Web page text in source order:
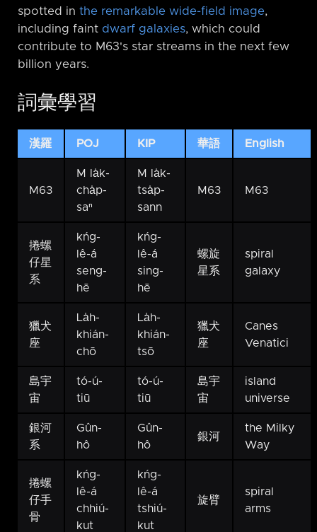
spotted in the remarkable wide-field image,
including faint dwarf galaxies, which could
contribute to M63's star streams in the next few
billion years.
詞彙學習
漢羅 POJ KIP 華語 English
M63
M la̍k-
cha̍p-
saⁿ
M la̍k-
tsa̍p-
sann
M63 M63
捲螺
仔星
系
kńg-
lê-á
seng-
hē
kńg-
lê-á
sing-
hē
螺旋
星系
spiral
galaxy
獵犬
座
La̍h-
khián-
chō
La̍h-
khián-
tsō
獵犬
座
Canes
Venatici
島宇
宙
tó-ú-
tiū
tó-ú-
tiū
島宇
宙
island
universe
銀河
系
Gûn-
hô
Gûn-
hô
銀河
the Milky
Way
捲螺
仔手
骨
kńg-
lê-á
chhiú-
kut
kńg-
lê-á
tshiú-
kut
旋臂
spiral
arms